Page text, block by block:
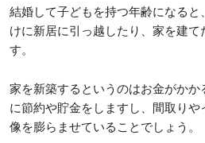
結婚して子どもを持つ年齢になる
けに新居に引っ越したり、家を建て
す。
家を新築するというのはお金がか
に節約や貯金をしますし、間取り
像を膨らませていることでしょう。